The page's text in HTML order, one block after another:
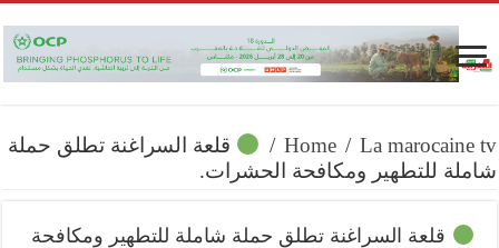
Home / La marocaine tv
/
قلعة السراغنة تطلق حملة
شاملة للتطهير ومكافحة الحشرات.
قلعة السراغنة تطلق حملة شاملة للتطهير ومكافحة